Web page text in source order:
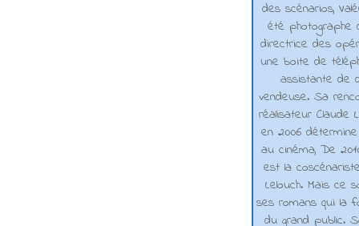
des scénarios,
été photographe
directrice des
une boite de
assistante de
vendeuse. Sa
réalisateur Claude
en 2006
au cinéma, De
est la
Lelouch. Mais ce
ses romans qui la
du grand public.